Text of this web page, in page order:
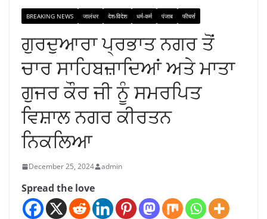
BREAKING NEWS जालंधर देश-विदेश धर्म-कर्म पंजाब फीचर्स
ਗੁਰਦੁਆਰਾ ਪ੍ਰਭਾਤ ਨਗਰ ਤੋਂ
ਚਾਰ ਸਾਹਿਬਜ਼ਾਦਿਆਂ ਅਤੇ ਮਾਤਾ
ਗੁਜਰ ਕੌਰ ਜੀ ਨੂੰ ਸਮਰਪਿਤ
ਵਿਸ਼ਾਲ ਨਗਰ ਕੀਰਤਨ
ਨਿਕਲਿਆ
December 25, 2024 admin
Spread the love